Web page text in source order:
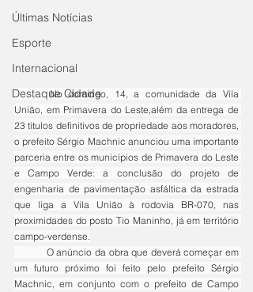
Últimas Notícias
Esporte
Internacional
Destaque Cidade
	No domingo, 14, a comunidade da Vila
União, em Primavera do Leste,além da entrega de
23 títulos definitivos de propriedade aos moradores,
o prefeito Sérgio Machnic anunciou uma importante
parceria entre os municípios de Primavera do Leste
e Campo Verde: a conclusão do projeto de
engenharia de pavimentação asfáltica da estrada
que liga a Vila União à rodovia BR-070, nas
proximidades do posto Tio Maninho, já em território
campo-verdense.
um futuro próximo foi feito pelo prefeito Sérgio
Machnic, em conjunto com o prefeito de Campo